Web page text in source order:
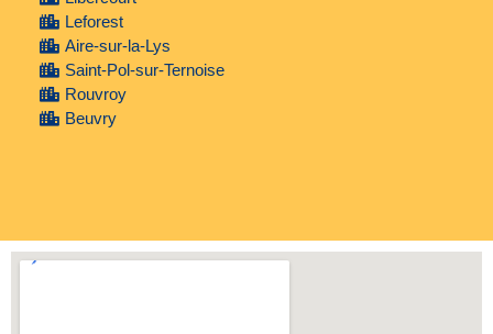
Leforest
Aire-sur-la-Lys
Saint-Pol-sur-Ternoise
Rouvroy
Beuvry